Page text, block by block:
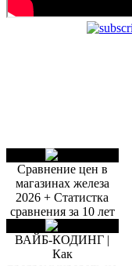
Сравнение цен в
магазинах железа
2026 + Статистка
сравнения за 10 лет
ВАЙБ-КОДИНГ |
Как